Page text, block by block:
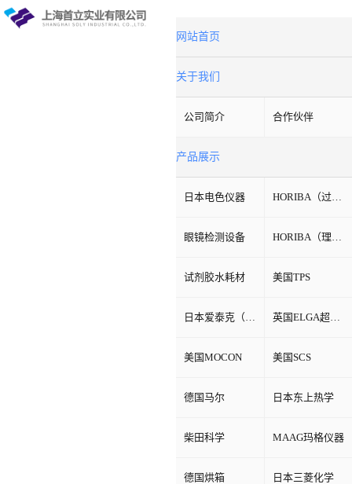
网站首页
关于我们
公司简介 合作伙伴
产品展示
日本电色仪器 HORIBA（过程&环境）
眼镜检测设备 HORIBA（理科学）
试剂胶水耗材 美国TPS
日本爱泰克（ETAC） 英国ELGA超纯水机
美国MOCON 美国SCS
德国马尔 日本东上热学
柴田科学 MAAG玛格仪器
德国烘箱 日本三菱化学